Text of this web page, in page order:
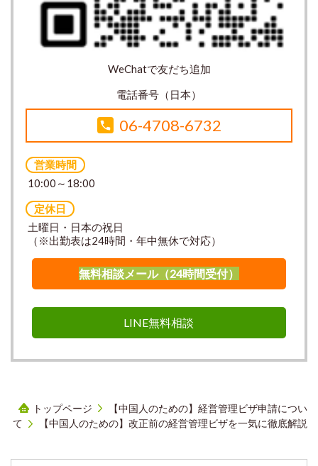
WeChatで友だち追加
電話番号（日本）
06-4708-6732
営業時間
10:00～18:00
定休日
土曜日・日本の祝日
（※出勤表は24時間・年中無休で対応）
無料相談メール（24時間受付）
LINE無料相談
トップページ
【中国人のための】経営管理ビザ申請につい
て
【中国人のための】改正前の経営管理ビザを一気に徹底解説